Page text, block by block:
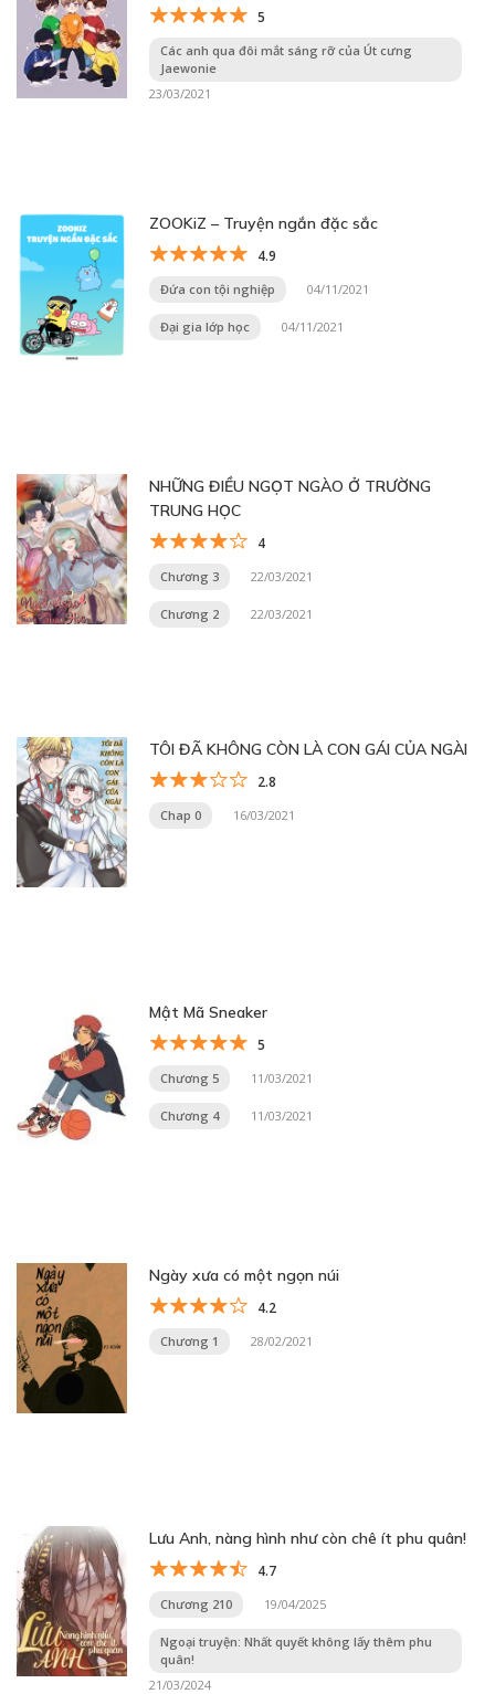
5
Các anh qua đôi mắt sáng rỡ của Út cưng
Jaewonie
23/03/2021
ZOOKiZ – Truyện ngắn đặc sắc
4.9
Đứa con tội nghiệp 04/11/2021
Đại gia lớp học 04/11/2021
NHỮNG ĐIỀU NGỌT NGÀO Ở TRƯỜNG
TRUNG HỌC
4
Chương 3 22/03/2021
Chương 2 22/03/2021
TÔI ĐÃ KHÔNG CÒN LÀ CON GÁI CỦA NGÀI
2.8
Chap 0 16/03/2021
Mật Mã Sneaker
5
Chương 5 11/03/2021
Chương 4 11/03/2021
Ngày xưa có một ngọn núi
4.2
Chương 1 28/02/2021
Lưu Anh, nàng hình như còn chê ít phu quân!
4.7
Chương 210 19/04/2025
Ngoại truyện: Nhất quyết không lấy thêm phu
quân!
21/03/2024